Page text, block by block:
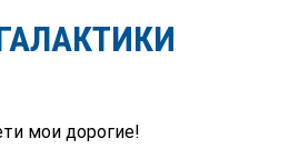
мои дорогие!